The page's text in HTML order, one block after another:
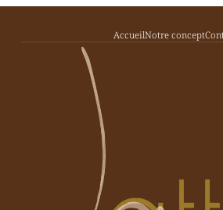
AccueilNotre concept